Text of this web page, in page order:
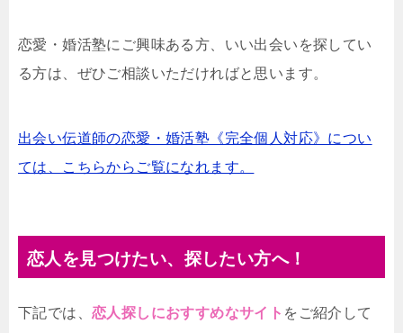
恋愛・婚活塾にご興味ある方、いい出会いを探してい
る方は、ぜひご相談いただければと思います。
出会い伝道師の恋愛・婚活塾《完全個人対応》につい
ては、こちらからご覧になれます。
恋人を見つけたい、探したい方へ！
下記では、 恋人探しにおすすめなサイト をご紹介して